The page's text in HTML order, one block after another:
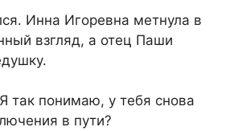
Инна Игоревна метнула в
взгляд, а отец Паши
так понимаю, у тебя снова
в пути?